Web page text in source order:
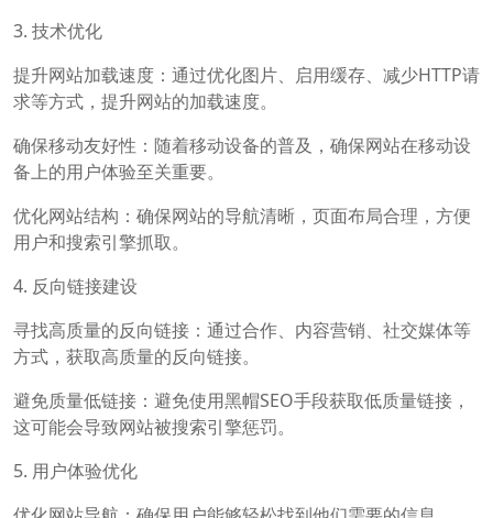
3. 技术优化
提升网站加载速度：通过优化图片、启用缓存、减少HTTP请
求等方式，提升网站的加载速度。
确保移动友好性：随着移动设备的普及，确保网站在移动设
备上的用户体验至关重要。
优化网站结构：确保网站的导航清晰，页面布局合理，方便
用户和搜索引擎抓取。
4. 反向链接建设
寻找高质量的反向链接：通过合作、内容营销、社交媒体等
方式，获取高质量的反向链接。
避免质量低链接：避免使用黑帽SEO手段获取低质量链接，
这可能会导致网站被搜索引擎惩罚。
5. 用户体验优化